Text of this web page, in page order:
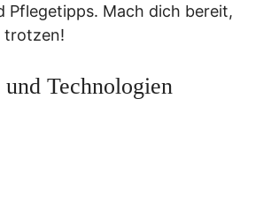
Pflegetipps. Mach dich bereit,
trotzen!
Technologien